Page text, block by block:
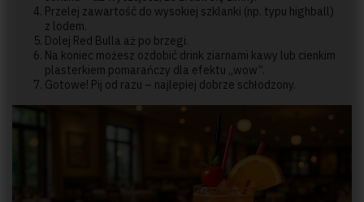
Przelej zawartość do wysokiej szklanki (np. typu highball)
z lodem.
Dolej Red Bulla aż po brzegi.
Na koniec możesz ozdobić drink ziarnami kawy lub cienkim
plasterkiem pomarańczy dla efektu „wow”.
Gotowe! Pij od razu – najlepiej dobrze schłodzony.